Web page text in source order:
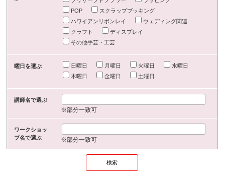
POP
スクラップブッキング
ハワイアンリボンレイ
ウェディング関連
クラフト
ディスプレイ
その他手芸・工芸
曜日を選ぶ 日曜日 月曜日 火曜日
水曜日
木曜日
金曜日 土曜日
講師名で選ぶ
※部分一致可
ワークショッ
プ名で選ぶ
※部分一致可